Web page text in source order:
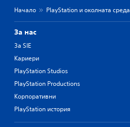
Начало PlayStation и околната среда
За нас
За SIE
Кариери
PlayStation Studios
PlayStation Productions
Корпоративни
PlayStation история